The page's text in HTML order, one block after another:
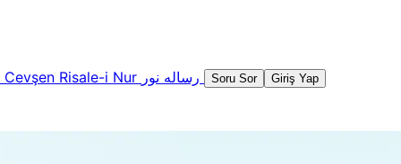
Cevşen Risale-i Nur Soru Sor Giriş Yap